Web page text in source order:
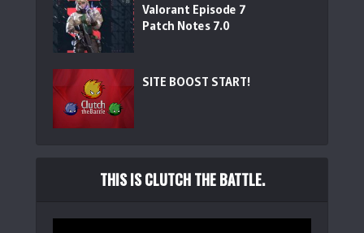
Valorant Episode 7
Patch Notes 7.0
SITE BOOST START!
THIS IS CLUTCH THE BATTLE.